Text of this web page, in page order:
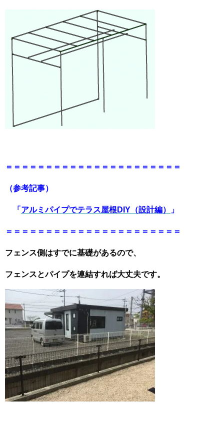
＝＝＝＝＝＝＝＝＝＝＝＝＝＝＝＝＝＝＝＝＝＝
（参考記事）
「 アルミパイプでテラス屋根DIY（設計編） 」
＝＝＝＝＝＝＝＝＝＝＝＝＝＝＝＝＝＝＝＝＝＝
フェンス側はすでに基礎があるので、
フェンスとパイプを連結すれば大丈夫です。